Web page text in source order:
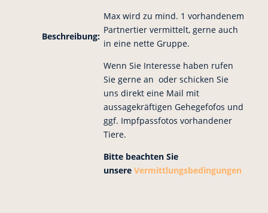
Beschreibung:
Max wird zu mind. 1 vorhandenem
Partnertier vermittelt, gerne auch
in eine nette Gruppe.
Wenn Sie Interesse haben rufen
Sie gerne an oder schicken Sie
uns direkt eine Mail mit
aussagekräftigen Gehegefofos und
ggf. Impfpassfotos vorhandener
Tiere.
Bitte beachten Sie
unsere Vermittlungsbedingungen